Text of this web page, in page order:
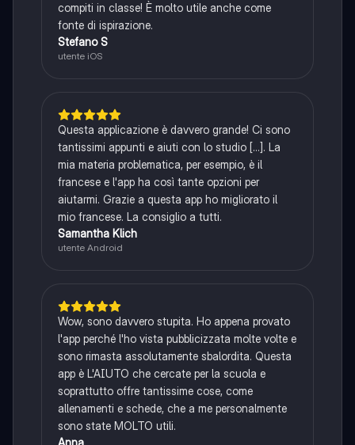
compiti in classe! È molto utile anche come
fonte di ispirazione.
Stefano S
utente iOS
Questa applicazione è davvero grande! Ci sono
tantissimi appunti e aiuti con lo studio [...]. La
mia materia problematica, per esempio, è il
francese e l'app ha così tante opzioni per
aiutarmi. Grazie a questa app ho migliorato il
mio francese. La consiglio a tutti.
Samantha Klich
utente Android
Wow, sono davvero stupita. Ho appena provato
l'app perché l'ho vista pubblicizzata molte volte e
sono rimasta assolutamente sbalordita. Questa
app è L'AIUTO che cercate per la scuola e
soprattutto offre tantissime cose, come
allenamenti e schede, che a me personalmente
sono state MOLTO utili.